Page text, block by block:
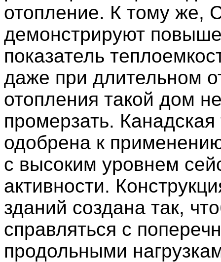
отопление. К тому же,
демонстрируют
показатель
даже при длительном
отопления такой дом
промерзать. Канадская
одобрена к
с высоким уровнем
активности.
зданий создана так,
справляться с
продольными